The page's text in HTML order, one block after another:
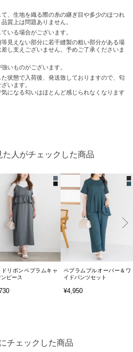
、生地を織る際の糸の継ぎ目や多少のほつれ
質上は問題ありません。
いる場合がございます。
見えない部分に若干縫製の粗い部分がある場
し支えございません。予めご了承くださいま
いものがございます。
状態で入荷後、発送致しておりますので、匂
います。
になる匂いはほとんど感じられなくなります
た人がチェックした商品
ドリボンペプラムキャ
ンピース
ペプラムプルオーバー＆ワ
イドパンツセット
¥4,950
チェックした商品